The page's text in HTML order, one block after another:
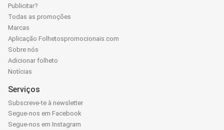
Publicitar?
Todas as promoções
Marcas
Aplicação Folhetospromocionais.com
Sobre nós
Adicionar folheto
Notícias
Serviços
Subscreve-te à newsletter
Segue-nos em Facebook
Segue-nos em Instagram